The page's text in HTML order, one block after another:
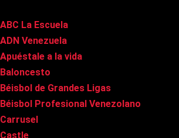
ABC La Escuela
ADN Venezuela
Apuéstale a la vida
Baloncesto
Béisbol de Grandes Ligas
Béisbol Profesional Venezolano
Carrusel
Castle